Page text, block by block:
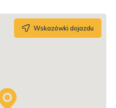
Wskazówki dojazdu